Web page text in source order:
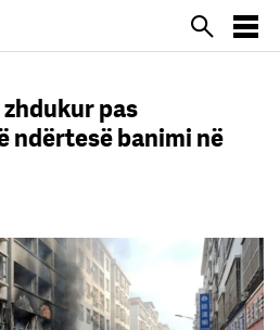
pas
ndërtesë banimi në